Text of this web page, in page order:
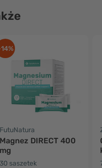
FutuNatura
Magnez DIRECT 400
mg
30 saszetek